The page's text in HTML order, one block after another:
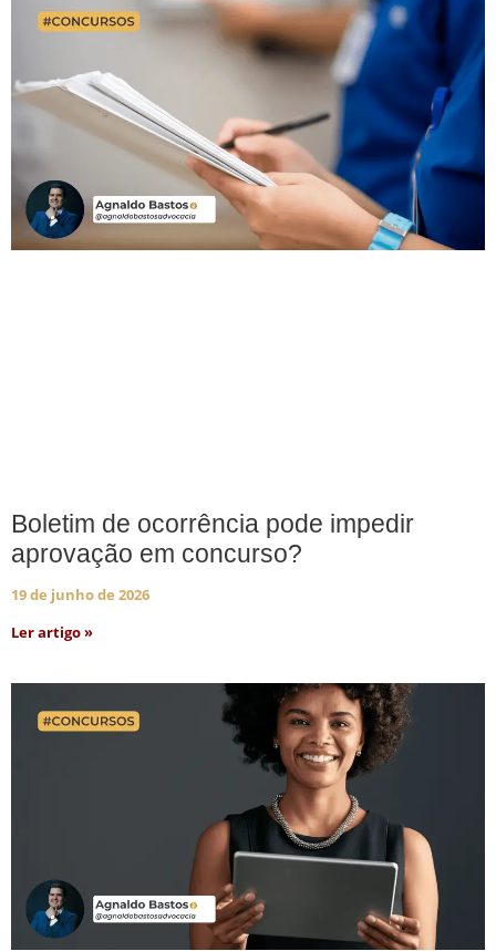
Boletim de ocorrência pode impedir
aprovação em concurso?
19 de junho de 2026
Ler artigo »